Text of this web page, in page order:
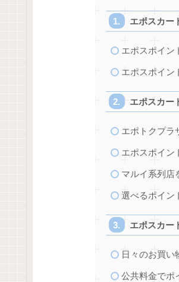
エポスカー
エポスポイン
エポスポイン
エポスカー
エポトクプラ
エポスポイン
マルイ系列店
選べるポイン
エポスカー
日々のお買い
公共料金でポ